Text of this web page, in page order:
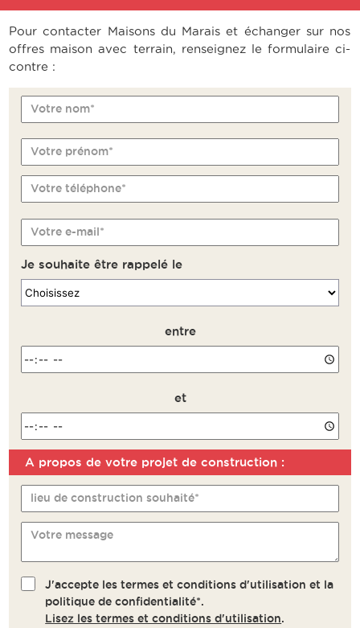
Pour contacter Maisons du Marais et échanger sur nos
offres maison avec terrain, renseignez le formulaire ci-
contre :
Votre nom*
Votre prénom*
Votre téléphone*
Votre e-mail*
Je souhaite être rappelé le
entre
et
Remarque
A propos de votre projet de construction :
lieu de construction souhaité*
Votre message
J'accepte les termes et conditions d'utilisation et la
politique de confidentialité*.
Lisez les termes et conditions d'utilisation.